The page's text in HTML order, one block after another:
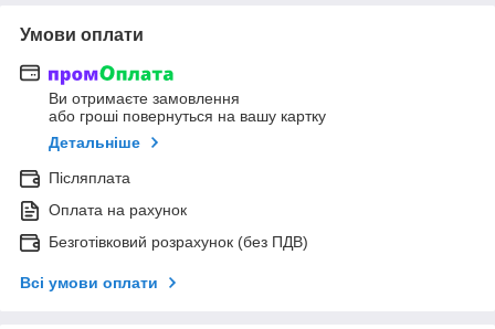
Умови оплати
Ви отримаєте замовлення
або гроші повернуться на вашу картку
Детальніше
Післяплата
Оплата на рахунок
Безготівковий розрахунок (без ПДВ)
Всі умови оплати